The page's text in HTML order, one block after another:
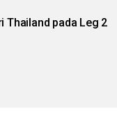
Thailand pada Leg 2